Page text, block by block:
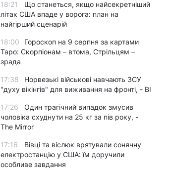
Адвокат
підозрюваного у
18:21
Що станеться, якщо найсекретніший
літак США впаде у ворога: план на
найгірший сценарій
18:00
Гороскоп на 9 серпня за картами
Таро: Скорпіонам – втома, Стрільцям –
зрада
17:38
Норвезькі військові навчають ЗСУ
"духу вікінгів" для виживання на фронті, - BI
17:26
Один трагічний випадок змусив
чоловіка схуднути на 25 кг за пів року, -
The Mirror
17:16
Вівці та віслюк врятували сонячну
електростанцію у США: їм доручили
особливе завдання